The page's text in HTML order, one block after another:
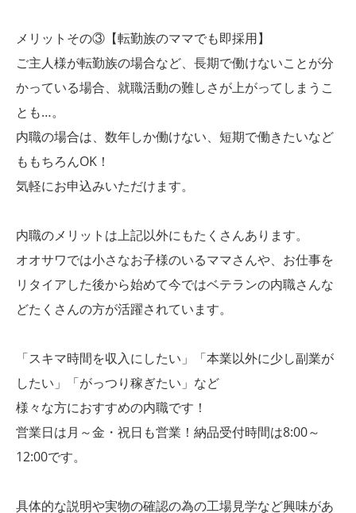
メリットその③【転勤族のママでも即採用】
ご主人様が転勤族の場合など、長期で働けないことが分
かっている場合、就職活動の難しさが上がってしまうこ
とも…。
内職の場合は、数年しか働けない、短期で働きたいなど
ももちろんOK！
気軽にお申込みいただけます。
内職のメリットは上記以外にもたくさんあります。
オオサワでは小さなお子様のいるママさんや、お仕事を
リタイアした後から始めて今ではベテランの内職さんな
どたくさんの方が活躍されています。
「スキマ時間を収入にしたい」「本業以外に少し副業が
したい」「がっつり稼ぎたい」など
様々な方におすすめの内職です！
営業日は月～金・祝日も営業！納品受付時間は8:00～
12:00です。
具体的な説明や実物の確認の為の工場見学など興味があ